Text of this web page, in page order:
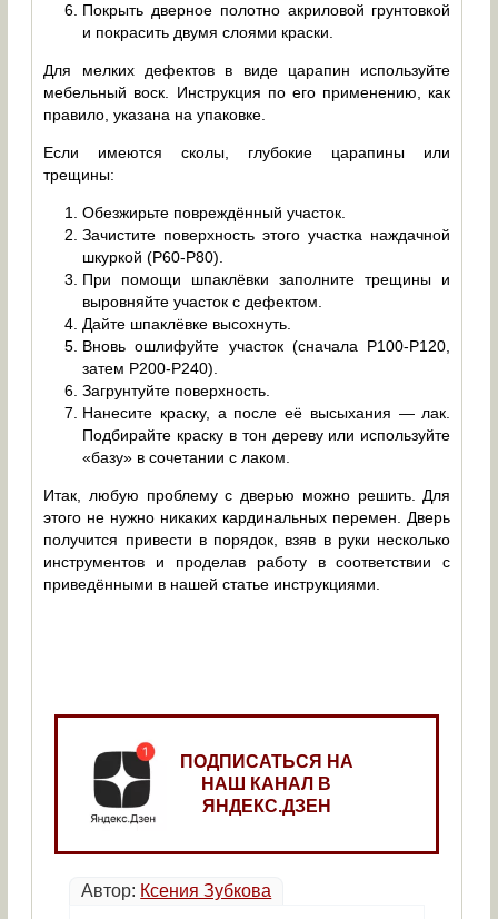
Покрыть дверное полотно акриловой грунтовкой
и покрасить двумя слоями краски.
Для мелких дефектов в виде царапин используйте
мебельный воск. Инструкция по его применению, как
правило, указана на упаковке.
Если имеются сколы, глубокие царапины или
трещины:
Обезжирьте повреждённый участок.
Зачистите поверхность этого участка наждачной
шкуркой (P60-P80).
При помощи шпаклёвки заполните трещины и
выровняйте участок с дефектом.
Дайте шпаклёвке высохнуть.
Вновь ошлифуйте участок (сначала P100-P120,
затем P200-P240).
Загрунтуйте поверхность.
Нанесите краску, а после её высыхания — лак.
Подбирайте краску в тон дереву или используйте
«базу» в сочетании с лаком.
Итак, любую проблему с дверью можно решить. Для
этого не нужно никаких кардинальных перемен. Дверь
получится привести в порядок, взяв в руки несколько
инструментов и проделав работу в соответствии с
приведёнными в нашей статье инструкциями.
ПОДПИСАТЬСЯ НА
НАШ КАНАЛ В
ЯНДЕКС.ДЗЕН
Автор: Ксения Зубкова